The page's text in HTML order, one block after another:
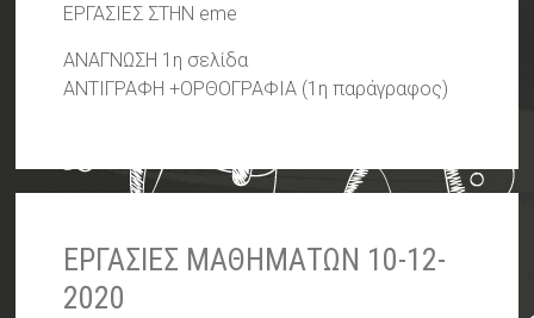
ΕΡΓΑΣΙΕΣ ΣΤΗΝ eme
ΑΝΑΓΝΩΣΗ 1η σελίδα
ΑΝΤΙΓΡΑΦΗ +ΟΡΘΟΓΡΑΦΙΑ (1η παράγραφος)
ΕΡΓΑΣΙΕΣ ΜΑΘΗΜΑΤΩΝ 10-12-
2020